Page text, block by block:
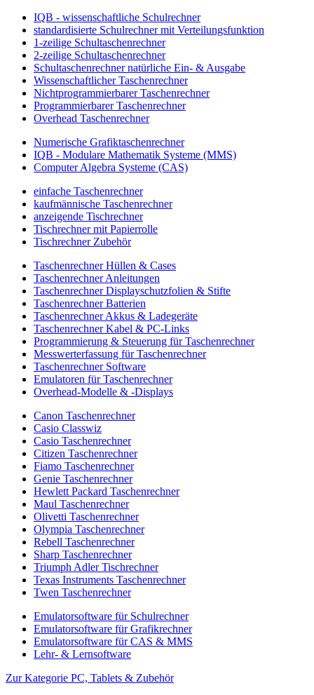
IQB - wissenschaftliche Schulrechner
standardisierte Schulrechner mit Verteilungsfunktion
1-zeilige Schultaschenrechner
2-zeilige Schultaschenrechner
Schultaschenrechner natürliche Ein- & Ausgabe
Wissenschaftlicher Taschenrechner
Nichtprogrammierbarer Taschenrechner
Programmierbarer Taschenrechner
Overhead Taschenrechner
Numerische Grafiktaschenrechner
IQB - Modulare Mathematik Systeme (MMS)
Computer Algebra Systeme (CAS)
einfache Taschenrechner
kaufmännische Taschenrechner
anzeigende Tischrechner
Tischrechner mit Papierrolle
Tischrechner Zubehör
Taschenrechner Hüllen & Cases
Taschenrechner Anleitungen
Taschenrechner Displayschutzfolien & Stifte
Taschenrechner Batterien
Taschenrechner Akkus & Ladegeräte
Taschenrechner Kabel & PC-Links
Programmierung & Steuerung für Taschenrechner
Messwerterfassung für Taschenrechner
Taschenrechner Software
Emulatoren für Taschenrechner
Overhead-Modelle & -Displays
Canon Taschenrechner
Casio Classwiz
Casio Taschenrechner
Citizen Taschenrechner
Fiamo Taschenrechner
Genie Taschenrechner
Hewlett Packard Taschenrechner
Maul Taschenrechner
Olivetti Taschenrechner
Olympia Taschenrechner
Rebell Taschenrechner
Sharp Taschenrechner
Triumph Adler Tischrechner
Texas Instruments Taschenrechner
Twen Taschenrechner
Emulatorsoftware für Schulrechner
Emulatorsoftware für Grafikrechner
Emulatorsoftware für CAS & MMS
Lehr- & Lernsoftware
Zur Kategorie PC, Tablets & Zubehör